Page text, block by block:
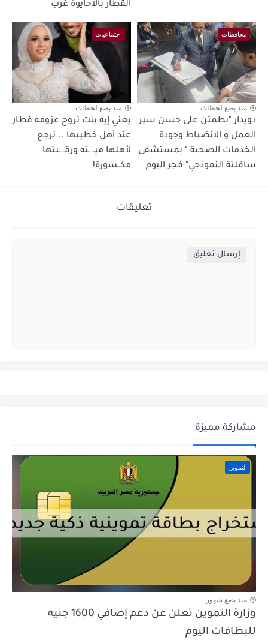
القطار بالاحايوة غرب
محافظات
منذ بضع لحظات
دويدار "يطمئن على حسن سير
العمل و الانضباط وجودة
الخدمات الصحية " بمستشفى
ساقلتة النموذجي" فجر اليوم
اجتماعيات
منذ بضع لحظات
يعني إيه بنت تروح عزومه فطار
عند أهل خطيبها .. ترجع
لأهلها ميــ ـته ورقـ.ـبتها
مكــسورة!
تعليقات
إرسال تعليق
مشاركة مميزة
التموين
منذ بضع شهور
وزارة التموين تعلن عن دعم إضافي 1600 جنيه
للبطاقات اليوم